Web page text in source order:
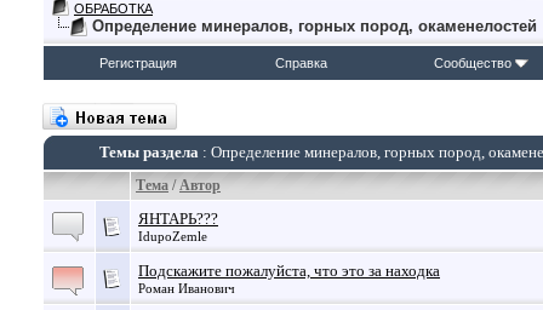
ОБРАБОТКА
Определение минералов, горных пород, окаменелостей
Регистрация Справка Сообщество
Темы раздела : Определение минералов, горных пород,
Тема /Автор
ЯНТАРЬ???
IdupoZemle
Подскажите пожалуйста, что это за находка
Роман Иванович